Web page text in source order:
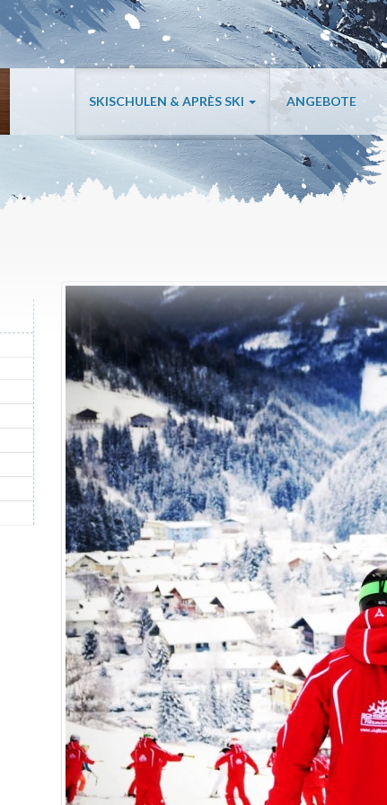
SKISCHULEN & APRÈS SKI ANGEBOTE